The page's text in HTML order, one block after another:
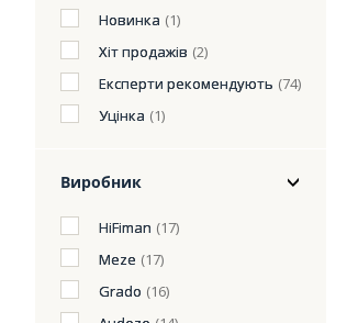
Новинка (1)
Хіт продажів (2)
Експерти рекомендують (74)
Уцінка (1)
Виробник
HiFiman (17)
Meze (17)
Grado (16)